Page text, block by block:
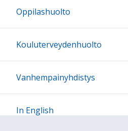
23:00
Oppilashuolto
Kouluterveydenhuolto
Vanhempainyhdistys
In English